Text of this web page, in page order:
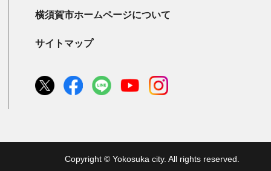
横須賀市ホームページについて
サイトマップ
Copyright © Yokosuka city. All rights reserved.